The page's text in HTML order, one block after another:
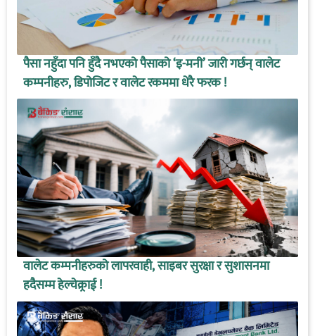
पैसा नहुँदा पनि हुँदै नभएको पैसाको ‘इ-मनी’ जारी गर्छन् वालेट
कम्पनीहरु, डिपोजिट र वालेट रकममा धेरै फरक !
वालेट कम्पनीहरुको लापरवाही, साइबर सुरक्षा र सुशासनमा
हदैसम्म हेल्चेक्र्राई !